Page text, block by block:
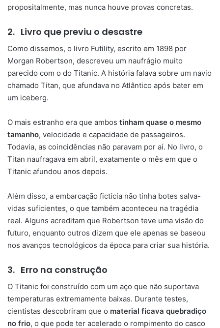
propositalmente, mas nunca houve provas concretas.
2. Livro que previu o desastre
Como dissemos, o livro Futility, escrito em 1898 por
Morgan Robertson, descreveu um naufrágio muito
parecido com o do Titanic. A história falava sobre um navio
chamado Titan, que afundava no Atlântico após bater em
um iceberg.
O mais estranho era que ambos tinham quase o mesmo
tamanho, velocidade e capacidade de passageiros.
Todavia, as coincidências não paravam por aí. No livro, o
Titan naufragava em abril, exatamente o mês em que o
Titanic afundou anos depois.
Além disso, a embarcação fictícia não tinha botes salva-
vidas suficientes, o que também aconteceu na tragédia
real. Alguns acreditam que Robertson teve uma visão do
futuro, enquanto outros dizem que ele apenas se baseou
nos avanços tecnológicos da época para criar sua história.
3. Erro na construção
O Titanic foi construído com um aço que não suportava
temperaturas extremamente baixas. Durante testes,
cientistas descobriram que o material ficava quebradiço
no frio, o que pode ter acelerado o rompimento do casco